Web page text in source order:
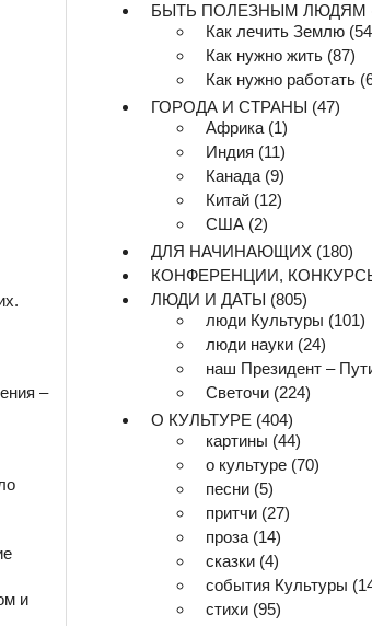
–
и
БЫТЬ ПОЛЕЗНЫМ ЛЮДЯМ
Как лечить Землю
Как нужно жить (87)
Как нужно работать
ГОРОДА И СТРАНЫ (47)
Африка (1)
Индия (11)
Канада (9)
Китай (12)
США (2)
ДЛЯ НАЧИНАЮЩИХ (180)
КОНФЕРЕНЦИИ,
ЛЮДИ И ДАТЫ (805)
люди Культуры (101)
люди науки (24)
наш Президент –
Светочи (224)
О КУЛЬТУРЕ (404)
картины (44)
о культуре (70)
песни (5)
притчи (27)
проза (14)
сказки (4)
события Культуры
стихи (95)